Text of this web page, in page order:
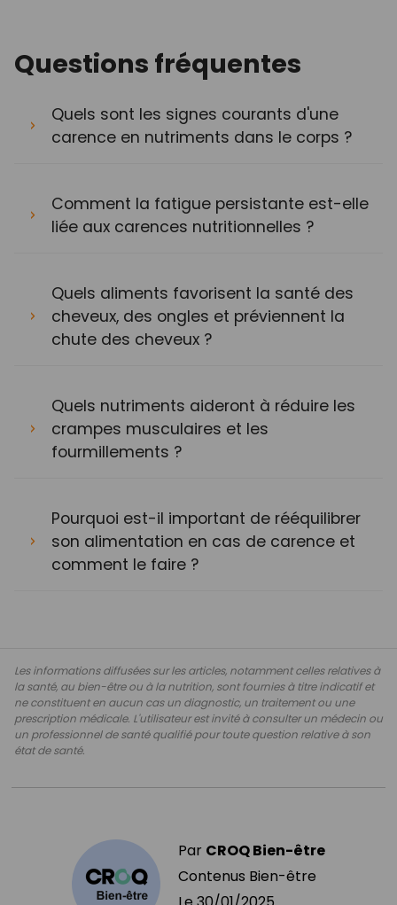
Questions fréquentes
Quels sont les signes courants d'une
carence en nutriments dans le corps ?
Comment la fatigue persistante est-elle
liée aux carences nutritionnelles ?
Quels aliments favorisent la santé des
cheveux, des ongles et préviennent la
chute des cheveux ?
Quels nutriments aideront à réduire les
crampes musculaires et les
fourmillements ?
Pourquoi est-il important de rééquilibrer
son alimentation en cas de carence et
comment le faire ?
Les informations diffusées sur les articles, notamment celles relatives à
la santé, au bien-être ou à la nutrition, sont fournies à titre indicatif et
ne constituent en aucun cas un diagnostic, un traitement ou une
prescription médicale. L'utilisateur est invité à consulter un médecin ou
un professionnel de santé qualifié pour toute question relative à son
état de santé.
Par CROQ Bien-être
Contenus Bien-être